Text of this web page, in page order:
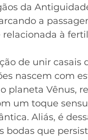
da
a
à
de unir casais
nascem com
planeta Vênus,
um toque
Aliás, é
que